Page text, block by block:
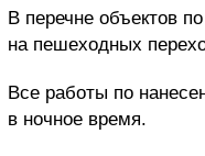
В перечне объектов
на пешеходных
Все работы по
в ночное время.